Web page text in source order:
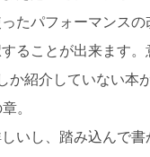
たパフォーマンス
ることが出来ます
紹介していない本
。
いし、踏み込んで書